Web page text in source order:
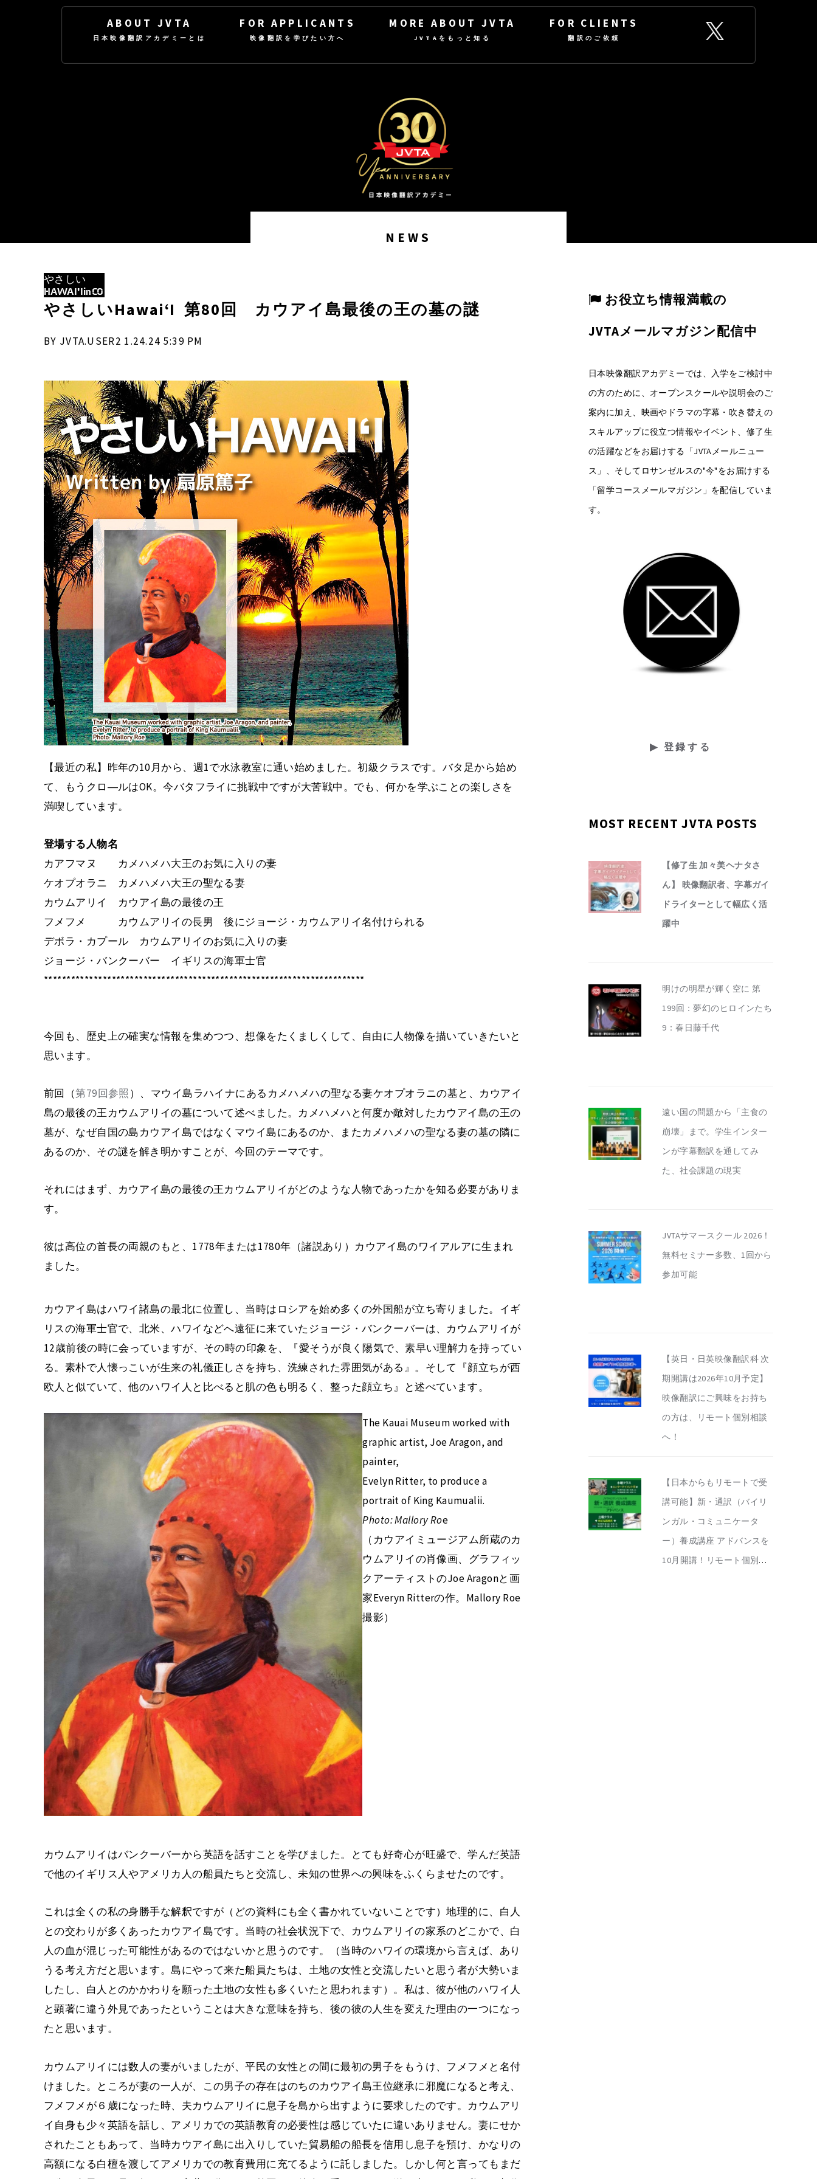
ABOUT JVTA
日本映像翻訳アカデミーとは
FOR APPLICANTS
映像翻訳を学びたい方へ
MORE ABOUT JVTA
JVTAをもっと知る
FOR CLIENTS
翻訳のご依頼
NEWS
やさしい
HAWAI’IinCO
やさしいHawai‘I 第80回 カウアイ島最後の王の墓の謎
BY JVTA.USER2 1.24.24 5:39 PM
【最近の私】昨年の10月から、週1で水泳教室に通い始めました。初級クラスです。バタ足から始め
て、もうクロ―ルはOK。今バタフライに挑戦中ですが大苦戦中。でも、何かを学ぶことの楽しさを
満喫しています。
登場する人物名
カアフマヌ カメハメハ大王のお気に入りの妻
ケオプオラニ カメハメハ大王の聖なる妻
カウムアリイ カウアイ島の最後の王
フメフメ カウムアリイの長男 後にジョージ・カウムアリイ名付けられる
デボラ・カプール カウムアリイのお気に入りの妻
ジョージ・バンクーバー イギリスの海軍士官
***********************************************************************
今回も、歴史上の確実な情報を集めつつ、想像をたくましくして、自由に人物像を描いていきたいと
思います。
前回（第79回参照 ）、マウイ島ラハイナにあるカメハメハの聖なる妻ケオプオラニの墓と、カウアイ
島の最後の王カウムアリイの墓について述べました。カメハメハと何度か敵対したカウアイ島の王の
墓が、なぜ自国の島カウアイ島ではなくマウイ島にあるのか、またカメハメハの聖なる妻の墓の隣に
あるのか、その謎を解き明かすことが、今回のテーマです。
それにはまず、カウアイ島の最後の王カウムアリイがどのような人物であったかを知る必要がありま
す。
彼は高位の首長の両親のもと、1778年または1780年（諸説あり）カウアイ島のワイアルアに生まれ
ました。
カウアイ島はハワイ諸島の最北に位置し、当時はロシアを始め多くの外国船が立ち寄りました。イギ
リスの海軍士官で、北米、ハワイなどへ遠征に来ていたジョージ・バンクーバーは、カウムアリイが
12歳前後の時に会っていますが、その時の印象を、『愛そうが良く陽気で、素早い理解力を持ってい
る。素朴で人懐っこいが生来の礼儀正しさを持ち、洗練された雰囲気がある』。そして『顔立ちが西
欧人と似ていて、他のハワイ人と比べると肌の色も明るく、整った顔立ち』と述べています。
The Kauai Museum worked with
graphic artist, Joe Aragon, and
painter,
Evelyn Ritter, to produce a
portrait of King Kaumualii.
Photo: Mallory Roe
（カウアイミュージアム所蔵のカ
ウムアリイの肖像画、グラフィッ
クアーティストのJoe Aragonと画
家Everyn Ritterの作。Mallory Roe
撮影）
カウムアリイはバンクーバーから英語を話すことを学びました。とても好奇心が旺盛で、学んだ英語
で他のイギリス人やアメリカ人の船員たちと交流し、未知の世界への興味をふくらませたのです。
これは全くの私の身勝手な解釈ですが（どの資料にも全く書かれていないことです）地理的に、白人
との交わりが多くあったカウアイ島です。当時の社会状況下で、カウムアリイの家系のどこかで、白
人の血が混じった可能性があるのではないかと思うのです。（当時のハワイの環境から言えば、あり
うる考え方だと思います。島にやって来た船員たちは、土地の女性と交流したいと思う者が大勢いま
したし、白人とのかかわりを願った土地の女性も多くいたと思われます）。私は、彼が他のハワイ人
と顕著に違う外見であったということは大きな意味を持ち、後の彼の人生を変えた理由の一つになっ
たと思います。
カウムアリイには数人の妻がいましたが、平民の女性との間に最初の男子をもうけ、フメフメと名付
けました。ところが妻の一人が、この男子の存在はのちのカウアイ島王位継承に邪魔になると考え、
フメフメが６歳になった時、夫カウムアリイに息子を島から出すように要求したのです。カウムアリ
イ自身も少々英語を話し、アメリカでの英語教育の必要性は感じていたに違いありません。妻にせか
されたこともあって、当時カウアイ島に出入りしていた貿易船の船長を信用し息子を預け、かなりの
高額になる白檀を渡してアメリカでの教育費用に充てるように託しました。しかし何と言ってもまだ
お役立ち情報満載の
JVTAメールマガジン配信中
日本映像翻訳アカデミーでは、入学をご検討中
の方のために、オープンスクールや説明会のご
案内に加え、映画やドラマの字幕・吹き替えの
スキルアップに役立つ情報やイベント、修了生
の活躍などをお届けする「JVTAメールニュー
ス」、そしてロサンゼルスの"今"をお届けする
「留学コースメールマガジン」を配信していま
す。
MOST RECENT JVTA POSTS
【修了生 加々美ヘナタさ
ん】 映像翻訳者、字幕ガイ
ドライターとして幅広く活
躍中
明けの明星が輝く空に 第
199回：夢幻のヒロインたち
9：春日藤千代
遠い国の問題から「主食の
崩壊」まで。学生インター
ンが字幕翻訳を通してみ
た、社会課題の現実
JVTAサマースクール 2026！
無料セミナー多数、1回から
参加可能
【英日・日英映像翻訳科 次
期開講は2026年10月予定】
映像翻訳にご興味をお持ち
の方は、リモート個別相談
へ！
【日本からもリモートで受
講可能】新・通訳（バイリ
ンガル・コミュニケータ
ー）養成講座 アドバンスを
10月開講！リモート個別相